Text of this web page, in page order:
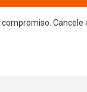
compromiso. Cancele